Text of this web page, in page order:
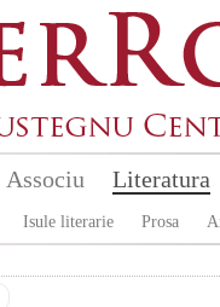
Associu Literatura
Isule literarie Prosa